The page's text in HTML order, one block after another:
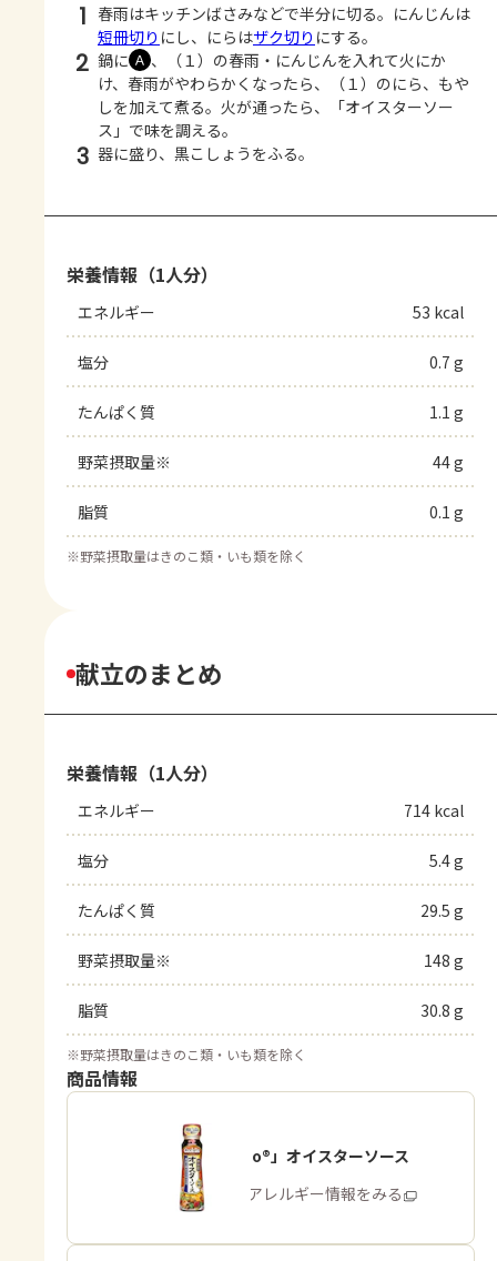
1 春雨はキッチンばさみなどで半分に切る。にんじんは
短冊切り にし、にらはザク切り にする。
2 鍋に Ａ 、（１）の春雨・にんじんを入れて火にか
け、春雨がやわらかくなったら、（１）のにら、もや
しを加えて煮る。火が通ったら、「オイスターソー
ス」で味を調える。
3 器に盛り、黒こしょうをふる。
栄養情報（1人分）
エネルギー 53 kcal
塩分 0.7 g
たんぱく質 1.1 g
野菜摂取量※ 44 g
脂質 0.1 g
※野菜摂取量はきのこ類・いも類を除く
献立のまとめ
栄養情報（1人分）
エネルギー 714 kcal
塩分 5.4 g
たんぱく質 29.5 g
野菜摂取量※ 148 g
脂質 30.8 g
※野菜摂取量はきのこ類・いも類を除く
商品情報
「Cook Do®」オイスターソース
商品・アレルギー情報をみる